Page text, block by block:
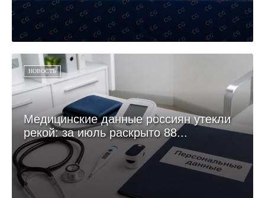
НОВОСТЬ
Медицинские данные россиян утекли
рекой: за июль раскрыто 88...